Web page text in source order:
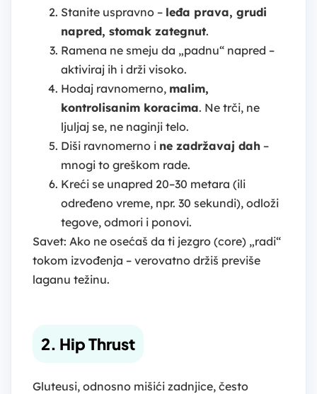
Stanite uspravno – leđa prava, grudi
napred, stomak zategnut.
Ramena ne smeju da „padnu“ napred –
aktiviraj ih i drži visoko.
Hodaj ravnomerno, malim,
kontrolisanim koracima. Ne trči, ne
ljuljaj se, ne naginji telo.
Diši ravnomerno i ne zadržavaj dah –
mnogi to greškom rade.
Kreći se unapred 20–30 metara (ili
određeno vreme, npr. 30 sekundi), odloži
tegove, odmori i ponovi.
Savet: Ako ne osećaš da ti jezgro (core) „radi“
tokom izvođenja – verovatno držiš previše
laganu težinu.
2. Hip Thrust
Gluteusi, odnosno mišići zadnjice, često